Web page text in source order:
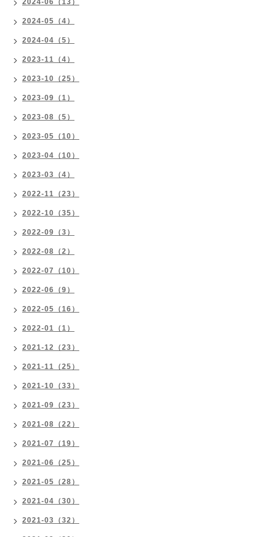
2024-06（13）
2024-05（4）
2024-04（5）
2023-11（4）
2023-10（25）
2023-09（1）
2023-08（5）
2023-05（10）
2023-04（10）
2023-03（4）
2022-11（23）
2022-10（35）
2022-09（3）
2022-08（2）
2022-07（10）
2022-06（9）
2022-05（16）
2022-01（1）
2021-12（23）
2021-11（25）
2021-10（33）
2021-09（23）
2021-08（22）
2021-07（19）
2021-06（25）
2021-05（28）
2021-04（30）
2021-03（32）